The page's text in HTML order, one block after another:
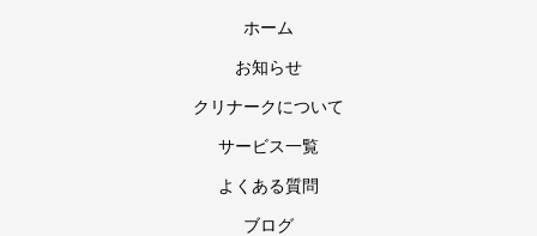
ホーム
お知らせ
クリナークについて
サービス一覧
よくある質問
ブログ